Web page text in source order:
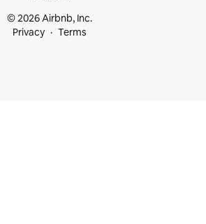
© 2026 Airbnb, Inc.
Privacy
Terms